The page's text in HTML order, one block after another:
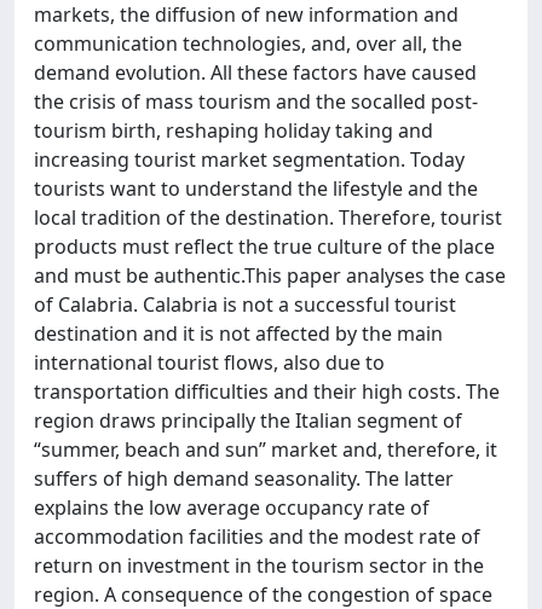
markets, the diffusion of new information and
communication technologies, and, over all, the
demand evolution. All these factors have caused
the crisis of mass tourism and the socalled post-
tourism birth, reshaping holiday taking and
increasing tourist market segmentation. Today
tourists want to understand the lifestyle and the
local tradition of the destination. Therefore, tourist
products must reflect the true culture of the place
and must be authentic.This paper analyses the case
of Calabria. Calabria is not a successful tourist
destination and it is not affected by the main
international tourist flows, also due to
transportation difficulties and their high costs. The
region draws principally the Italian segment of
“summer, beach and sun” market and, therefore, it
suffers of high demand seasonality. The latter
explains the low average occupancy rate of
accommodation facilities and the modest rate of
return on investment in the tourism sector in the
region. A consequence of the congestion of space